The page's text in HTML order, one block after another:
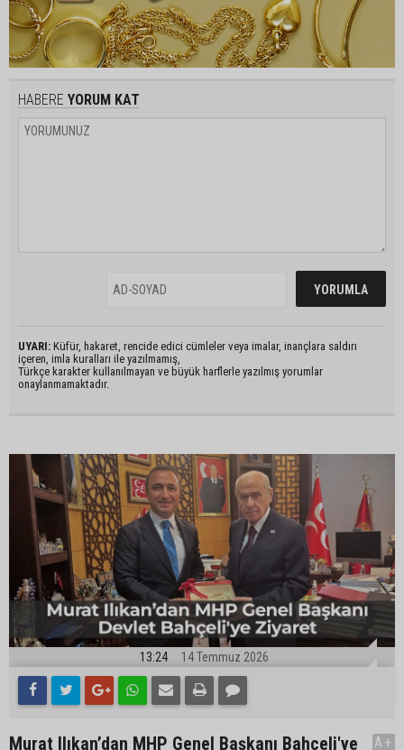
HABERE YORUM KAT
UYARI: Küfür, hakaret, rencide edici cümleler veya imalar, inançlara saldırı
içeren, imla kuralları ile yazılmamış,
Türkçe karakter kullanılmayan ve büyük harflerle yazılmış yorumlar
onaylanmamaktadır.
13:24 14 Temmuz 2026
Murat Ilıkan’dan MHP Genel Başkanı Bahçeli'ye
A+